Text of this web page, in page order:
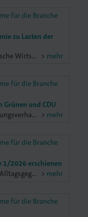
für die Branche
zu Lasten der
Die baden-württembergische Wirtschaft kritisiert die von der Bundesregierung für 2026 angekündigte Entlastungsprämie in Höhe von 1.000 Euro als Geschäft zu Lasten Dritter.
mehr
für die Branche
Grünen und CDU
Das Ergebnis der Sondierungsverhandlungen von Grünen und CDU greift zentrale Forderungen der baden-württembergischen Wirtschaft auf.
mehr
für die Branche
1/2026 erschienen
Print@home: Unzählige Alltagsgegenstände sind ge- oder bedruckt, lesen Sie alle Details in der Titelstory. Darüber hinaus: Save-the-Date dmpi Jahrestagung 9. Oktober Topthema: China – Innovationstreiber oder Risiko für unsere Wirtschaft? Unternehmergespräch mit MdB Christina Stumpp: Erhellende Einblicke, offener Austausch und lohnende Perspektiven. Azubigewinnung 2026: Exklusive Mitgliederservices für mehr regionale Sichtbarkeit und Reichweite.
mehr
für die Branche